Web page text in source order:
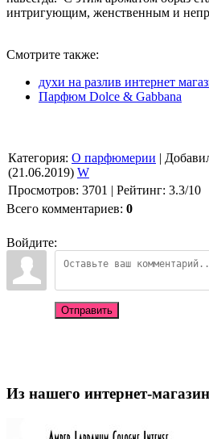
интригующим, женственным и
Смотрите также:
духи на разлив интернет
Парфюм Dolce & Gabbana
Категория: О парфюмерии |
(21.06.2019) W
Просмотров: 3701 | Рейтинг: 3.3/10
Всего комментариев: 0
Войдите:
Отправить
Из нашего интернет-